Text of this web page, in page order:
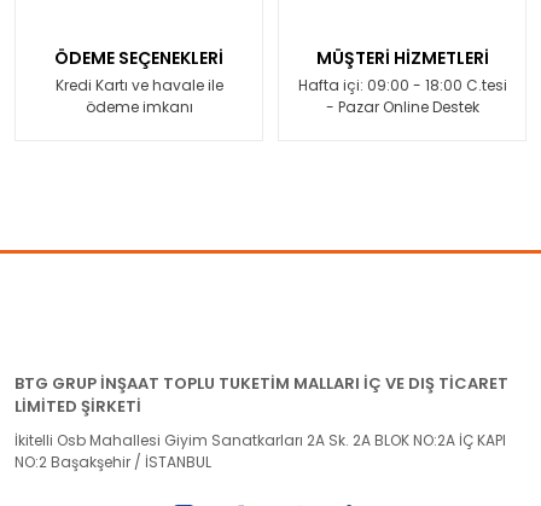
ÖDEME SEÇENEKLERİ
Kredi Kartı ve havale ile
ödeme imkanı
MÜŞTERİ HİZMETLERİ
Hafta içi: 09:00 - 18:00 C.tesi
- Pazar Online Destek
BTG GRUP İNŞAAT TOPLU TUKETİM MALLARI İÇ VE DIŞ TİCARET
LİMİTED ŞİRKETİ
İkitelli Osb Mahallesi Giyim Sanatkarları 2A Sk. 2A BLOK NO:2A İÇ KAPI
NO:2 Başakşehir / İSTANBUL